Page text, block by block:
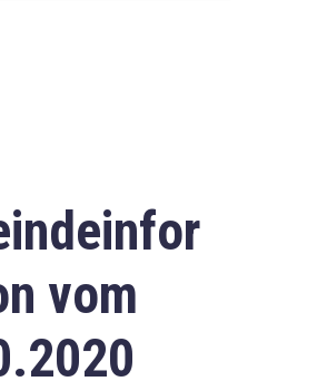
vom